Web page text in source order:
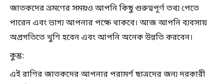
জাতকদের ভ্রমণের সময়ও আপনি কিছু গুরুত্বপূর্ণ তথ্য পেতে
পারেন এবং ভাগ্য আপনার পক্ষে থাকবে। আজ আপনি ব্যবসায়
অগ্রগতিতে খুশি হবেন এবং আপনি অনেক উন্নতি করবেন।
কুম্ভ:
এই রাশির জাতকদের আপনার পরামর্শ ছাত্রদের জন্য দরকারী